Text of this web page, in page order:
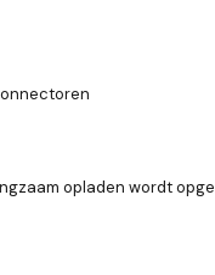
opladen wordt